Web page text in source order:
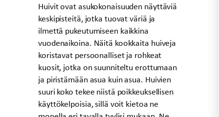
Huivit ovat asukokonaisuuden näyttäviä
keskipisteitä, jotka tuovat väriä ja
ilmettä pukeutumiseen kaikkina
vuodenaikoina. Näitä kookkaita huiveja
koristavat persoonalliset ja rohkeat
kuosit, jotka on suunniteltu erottumaan
ja piristämään asua kuin asua. Huivien
suuri koko tekee niistä poikkeuksellisen
käyttökelpoisia, sillä voit kietoa ne